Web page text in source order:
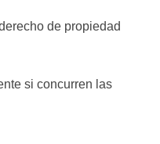
de propiedad
si concurren las